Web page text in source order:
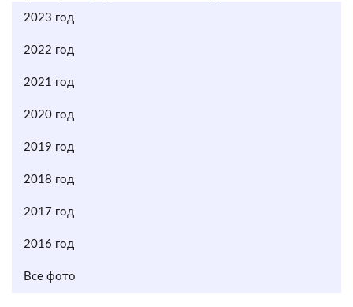
2023 год
2022 год
2021 год
2020 год
2019 год
2018 год
2017 год
2016 год
Все фото